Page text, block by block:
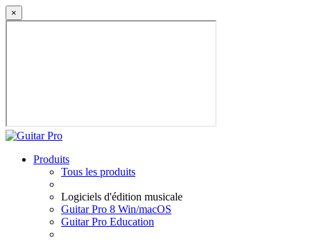
×
Produits
Tous les produits
Logiciels d'édition musicale
Guitar Pro 8 Win/macOS
Guitar Pro Education